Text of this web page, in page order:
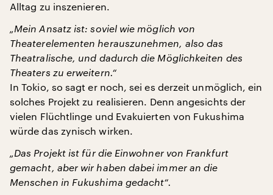
Alltag zu inszenieren.
„Mein Ansatz ist: soviel wie möglich von
Theaterelementen herauszunehmen, also das
Theatralische, und dadurch die Möglichkeiten des
Theaters zu erweitern.“
In Tokio, so sagt er noch, sei es derzeit unmöglich, ein
solches Projekt zu realisieren. Denn angesichts der
vielen Flüchtlinge und Evakuierten von Fukushima
würde das zynisch wirken.
„Das Projekt ist für die Einwohner von Frankfurt
gemacht, aber wir haben dabei immer an die
Menschen in Fukushima gedacht“.